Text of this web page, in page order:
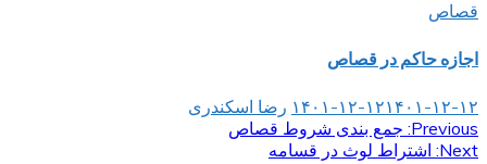
قصاص
اجازه حاکم در قصاص
۱۴۰۱-۱۲-۱۲۱۴۰۱-۱۲-۱۲ رضا اسکندری
راهبری
Previous: جمع بندی شروط قصاص
Next: اشتراط لوث در قسامه